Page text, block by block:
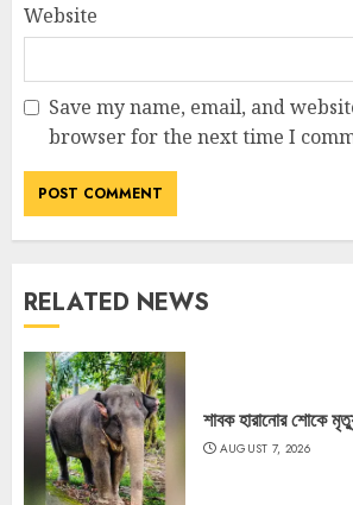
Website
Save my name, email, and
browser for the next time I
RELATED NEWS
শাবক হারানোর শোকে
AUGUST 7, 2026